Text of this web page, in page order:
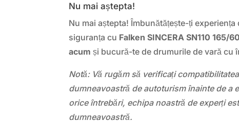
Nu mai aștepta!
Nu mai aștepta! Îmbunătățește-ți
siguranța cu Falken SINCERA SN110 165/
acum și bucură-te de drumurile de vară cu
Notă: Vă rugăm să verificați
dumneavoastră de autoturism înainte de a
orice întrebări, echipa noastră de experți
dumneavoastră.